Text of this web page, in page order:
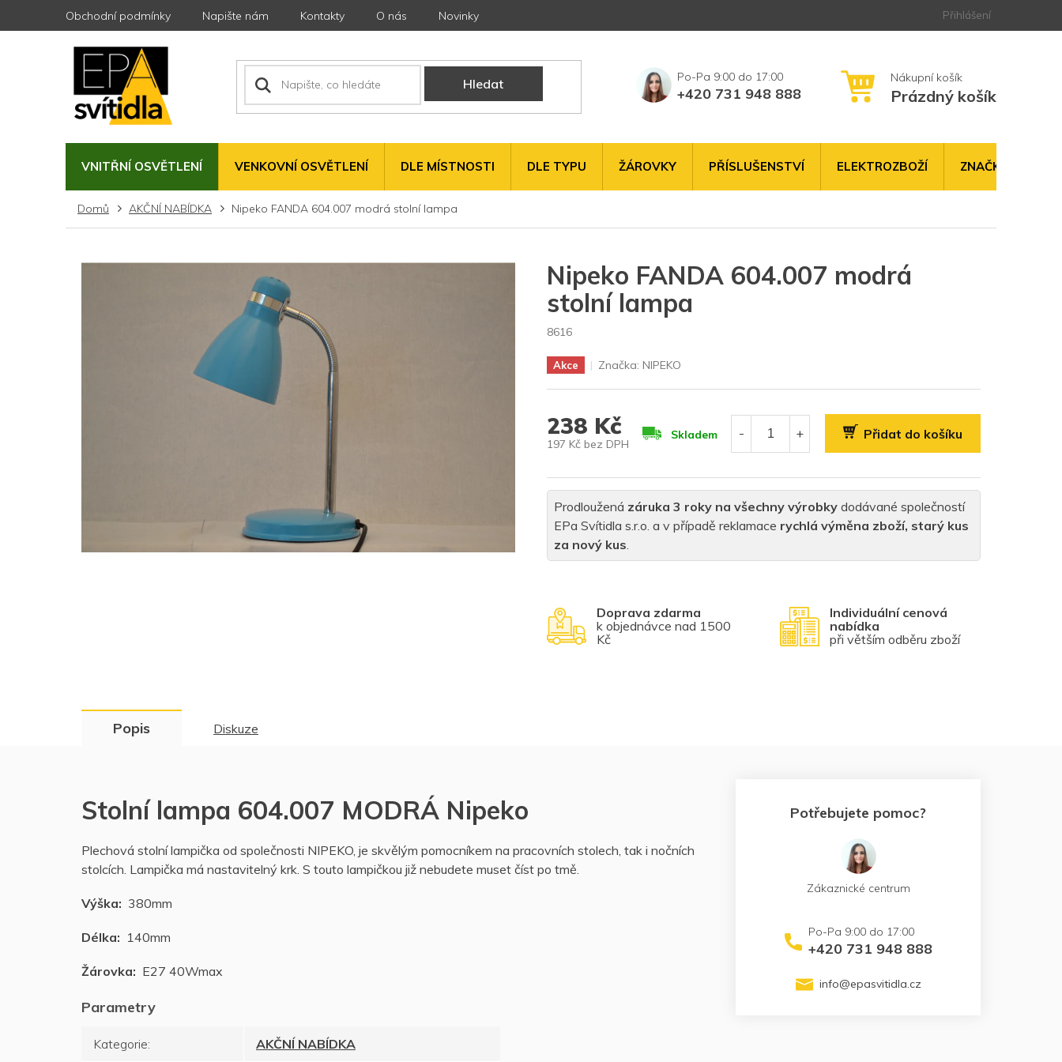
Obchodní podmínky Napište nám Kontakty O nás Novinky Přihlášení
Hledat
+420 731 948 888
NÁKUPNÍPrázdný košík
VNITŘNÍ OSVĚTLENÍ VENKOVNÍ OSVĚTLENÍ DLE MÍSTNOSTI DLE TYPU ŽÁROVKY PŘÍSLUŠENSTVÍ ELEKTROZBOŽÍ ZNAČKY
Domů AKČNÍ NABÍDKA Nipeko FANDA 604.007 modrá stolní lampa
Doprava zdarma
k objednávce nad 1500
Kč
Individuální cenová
nabídka
při větším odběru zboží
Prodloužená záruka 3 roky na všechny výrobky dodávané společností
EPa Svítidla s.r.o. a v případě reklamace rychlá výměna zboží, starý kus
za nový kus.
238 Kč
197 Kč bez DPH
Skladem Přidat do košíku
Nipeko FANDA 604.007 modrá
stolní lampa
8616
Akce Značka: NIPEKO
Popis Diskuze
Stolní lampa 604.007 MODRÁ Nipeko
Plechová stolní lampička od společnosti NIPEKO, je skvělým pomocníkem na pracovních stolech, tak i nočních
stolcích. Lampička má nastavitelný krk. S touto lampičkou již nebudete muset číst po tmě.
Výška: 380mm
Délka: 140mm
Žárovka: E27 40Wmax
Kategorie: AKČNÍ NABÍDKA
Potřebujete pomoc?
Zákaznické centrum
+420 731 948 888
info@epasvitidla.cz